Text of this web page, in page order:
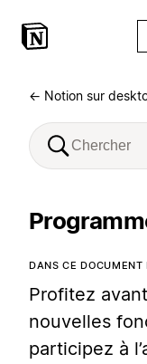
← Notion sur
DANS CE DOCUMENT
Profitez
nouvelles
participez à